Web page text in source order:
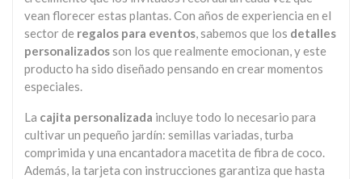
vean florecer estas plantas. Con años de experiencia en el
sector de regalos para eventos, sabemos que los detalles
personalizadosson los que realmente emocionan, y este
producto ha sido diseñado pensando en crear momentos
especiales.
La cajita personalizada incluye todo lo necesario para
cultivar un pequeño jardín: semillas variadas, turba
comprimida y una encantadora macetita de fibra de coco.
Además, la tarjeta con instrucciones garantiza que hasta